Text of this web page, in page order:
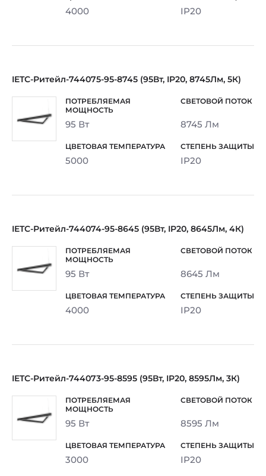
4000 IP20
IETC-Ритейл-744075-95-8745 (95Вт, IP20, 8745Лм, 5К)
95 Вт 8745 Лм
5000 IP20
IETC-Ритейл-744074-95-8645 (95Вт, IP20, 8645Лм, 4К)
95 Вт 8645 Лм
4000 IP20
IETC-Ритейл-744073-95-8595 (95Вт, IP20, 8595Лм, 3К)
95 Вт 8595 Лм
3000 IP20